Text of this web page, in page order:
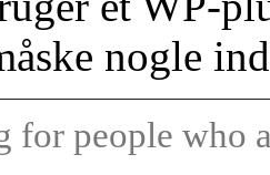
nogle
for people who